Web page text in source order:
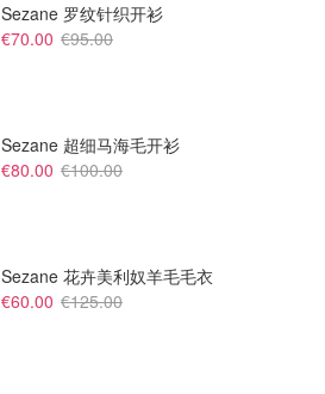
Sezane 罗纹针织开衫
€70.00 €95.00
Sezane 超细马海毛开衫
€80.00 €100.00
Sezane 花卉美利奴羊毛毛衣
€60.00 €125.00